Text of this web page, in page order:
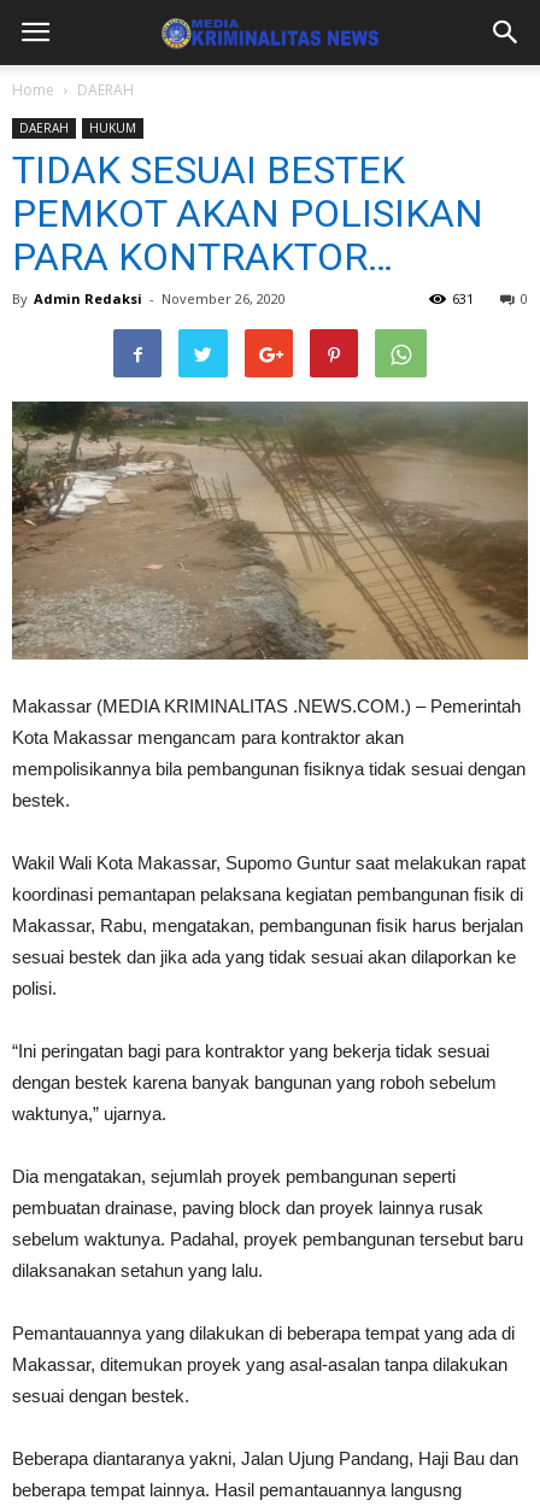
Home DAERAH
DAERAH HUKUM
TIDAK SESUAI BESTEK
PEMKOT AKAN POLISIKAN
PARA KONTRAKTOR…
By Admin Redaksi - November 26, 2020 0
631
Makassar (MEDIA KRIMINALITAS .NEWS.COM.) – Pemerintah
Kota Makassar mengancam para kontraktor akan
mempolisikannya bila pembangunan fisiknya tidak sesuai dengan
bestek.
Wakil Wali Kota Makassar, Supomo Guntur saat melakukan rapat
koordinasi pemantapan pelaksana kegiatan pembangunan fisik di
Makassar, Rabu, mengatakan, pembangunan fisik harus berjalan
sesuai bestek dan jika ada yang tidak sesuai akan dilaporkan ke
polisi.
“Ini peringatan bagi para kontraktor yang bekerja tidak sesuai
dengan bestek karena banyak bangunan yang roboh sebelum
waktunya,” ujarnya.
Dia mengatakan, sejumlah proyek pembangunan seperti
pembuatan drainase, paving block dan proyek lainnya rusak
sebelum waktunya. Padahal, proyek pembangunan tersebut baru
dilaksanakan setahun yang lalu.
Pemantauannya yang dilakukan di beberapa tempat yang ada di
Makassar, ditemukan proyek yang asal-asalan tanpa dilakukan
sesuai dengan bestek.
Beberapa diantaranya yakni, Jalan Ujung Pandang, Haji Bau dan
beberapa tempat lainnya. Hasil pemantauannya langusng